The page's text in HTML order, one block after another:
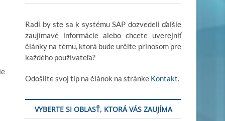
Radi by ste sa k systému SAP dozvedeli ďalšie
zaujímavé informácie alebo chcete uverejniť
články na tému, ktorá bude určite prínosom pre
každého používateľa?
Odošlite svoj tip na článok na stránke Kontakt.
VYBERTE SI OBLASŤ, KTORÁ VÁS ZAUJÍMA